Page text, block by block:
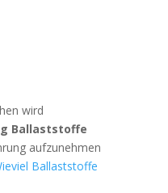
wird
Ballaststoffe
aufzunehmen
Ballaststoffe